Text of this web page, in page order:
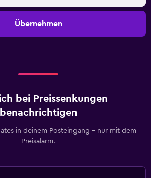
Übernehmen
bei Preissenkungen
benachrichtigen
in deinem Posteingang – nur mit dem
Preisalarm.